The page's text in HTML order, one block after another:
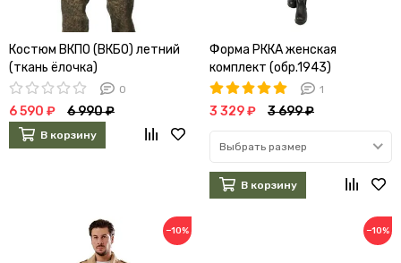
Костюм ВКПО (ВКБО) летний
(ткань ёлочка)
0
6 590 ₽ 6 990 ₽
В корзину
Форма РККА женская
комплект (обр.1943)
1
3 329 ₽ 3 699 ₽
Выбрать размер
В корзину
−10% −10%